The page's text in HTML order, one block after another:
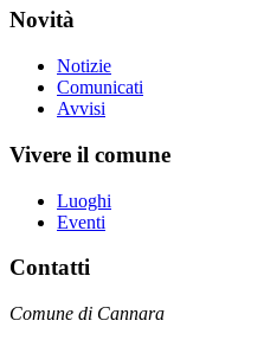
Novità
Notizie
Comunicati
Avvisi
Vivere il comune
Luoghi
Eventi
Contatti
Comune di Cannara